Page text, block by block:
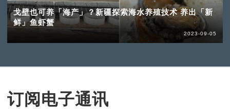
戈壁也可养「海产」？新疆探索海水养殖技术 养出「新
鲜」鱼虾蟹
2023-09-05
订阅电子通讯